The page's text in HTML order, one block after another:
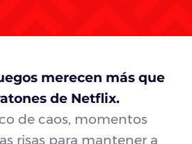
merecen más que
de Netflix.
de caos, momentos
risas para mantener a